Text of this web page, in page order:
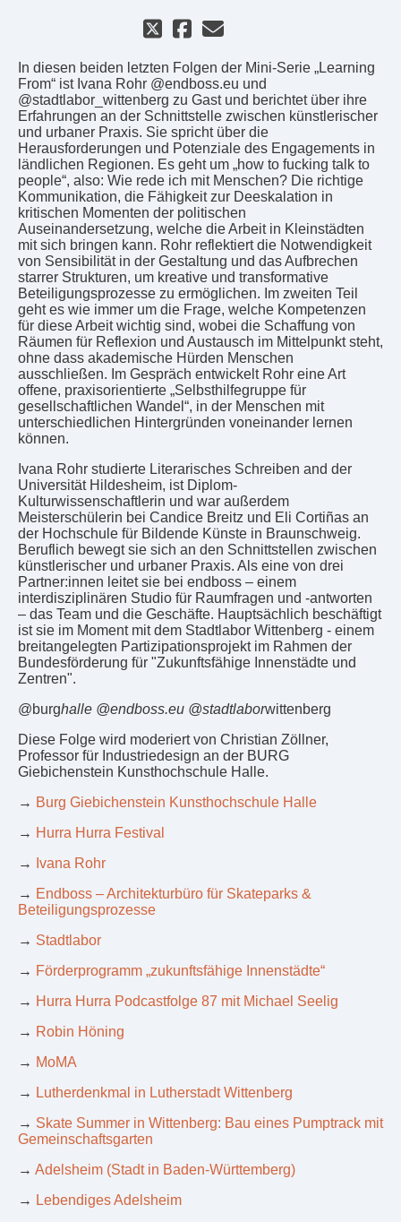
In diesen beiden letzten Folgen der Mini-Serie „Learning
From“ ist Ivana Rohr @endboss.eu und
@stadtlabor_wittenberg zu Gast und berichtet über ihre
Erfahrungen an der Schnittstelle zwischen künstlerischer
und urbaner Praxis. Sie spricht über die
Herausforderungen und Potenziale des Engagements in
ländlichen Regionen. Es geht um „how to fucking talk to
people“, also: Wie rede ich mit Menschen? Die richtige
Kommunikation, die Fähigkeit zur Deeskalation in
kritischen Momenten der politischen
Auseinandersetzung, welche die Arbeit in Kleinstädten
mit sich bringen kann. Rohr reflektiert die Notwendigkeit
von Sensibilität in der Gestaltung und das Aufbrechen
starrer Strukturen, um kreative und transformative
Beteiligungsprozesse zu ermöglichen. Im zweiten Teil
geht es wie immer um die Frage, welche Kompetenzen
für diese Arbeit wichtig sind, wobei die Schaffung von
Räumen für Reflexion und Austausch im Mittelpunkt steht,
ohne dass akademische Hürden Menschen
ausschließen. Im Gespräch entwickelt Rohr eine Art
offene, praxisorientierte „Selbsthilfegruppe für
gesellschaftlichen Wandel“, in der Menschen mit
unterschiedlichen Hintergründen voneinander lernen
können.
Ivana Rohr studierte Literarisches Schreiben and der
Universität Hildesheim, ist Diplom-
Kulturwissenschaftlerin und war außerdem
Meisterschülerin bei Candice Breitz und Eli Cortiñas an
der Hochschule für Bildende Künste in Braunschweig.
Beruflich bewegt sie sich an den Schnittstellen zwischen
künstlerischer und urbaner Praxis. Als eine von drei
Partner:innen leitet sie bei endboss – einem
interdisziplinären Studio für Raumfragen und -antworten
– das Team und die Geschäfte. Hauptsächlich beschäftigt
ist sie im Moment mit dem Stadtlabor Wittenberg - einem
breitangelegten Partizipationsprojekt im Rahmen der
Bundesförderung für "Zukunftsfähige Innenstädte und
Zentren".
@burghalle @endboss.eu @stadtlaborwittenberg
Diese Folge wird moderiert von Christian Zöllner,
Professor für Industriedesign an der BURG
Giebichenstein Kunsthochschule Halle.
→ Burg Giebichenstein Kunsthochschule Halle
→ Hurra Hurra Festival
→
Ivana Rohr
→ Endboss – Architekturbüro für Skateparks &
Beteiligungsprozesse
→ Stadtlabor
→ Förderprogramm „zukunftsfähige Innenstädte“
→ Hurra Hurra Podcastfolge 87 mit Michael Seelig
→ Robin Höning
→ MoMA
→ Lutherdenkmal in Lutherstadt Wittenberg
→ Skate Summer in Wittenberg: Bau eines Pumptrack mit
Gemeinschaftsgarten
→ Adelsheim (Stadt in Baden-Württemberg)
→ Lebendiges Adelsheim